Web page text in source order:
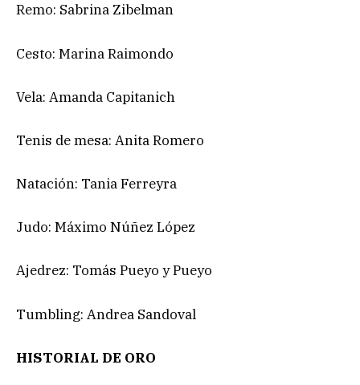
Remo: Sabrina Zibelman
Cesto: Marina Raimondo
Vela: Amanda Capitanich
Tenis de mesa: Anita Romero
Natación: Tania Ferreyra
Judo: Máximo Núñez López
Ajedrez: Tomás Pueyo y Pueyo
Tumbling: Andrea Sandoval
HISTORIAL DE ORO